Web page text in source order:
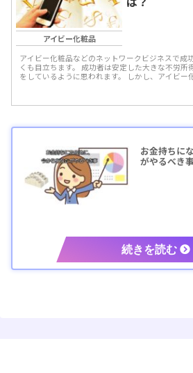
アイビー化粧品
アイビー化粧品などのネットワークビジネスで成
くも目立ちます。 成功者は安定した大きな不労所
をしているように思われます。 しかし、アイビー
お金持ちに
がやるべき事